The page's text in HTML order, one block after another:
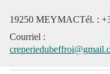
19250 MEYMACTél. :
Courriel :